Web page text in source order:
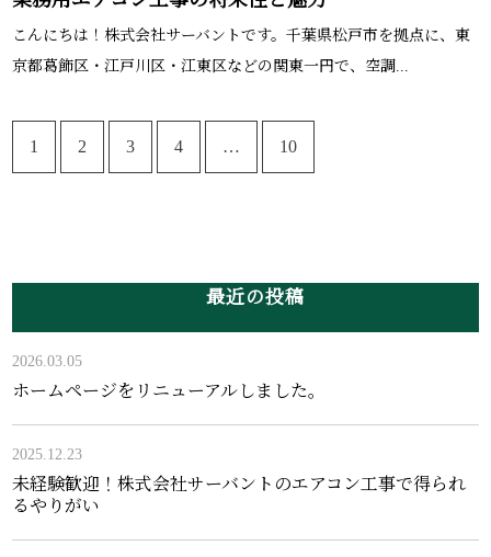
こんにちは！株式会社サーバントです。千葉県松戸市を拠点に、東
京都葛飾区・江戸川区・江東区などの関東一円で、空調...
1 2 3 4 … 10
最近の投稿
2026.03.05
ホームページをリニューアルしました。
2025.12.23
未経験歓迎！株式会社サーバントのエアコン工事で得られ
るやりがい